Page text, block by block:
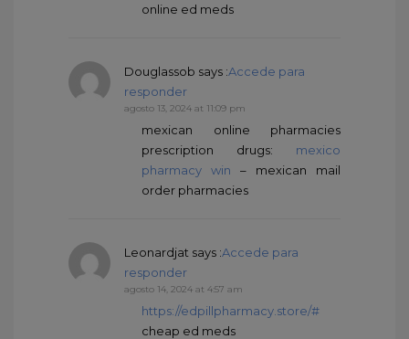
online ed meds
Douglassob says :Accede para
responder
agosto 13, 2024 at 11:09 pm
mexican online pharmacies
prescription drugs: mexico
pharmacy win – mexican mail
order pharmacies
Leonardjat says :Accede para
responder
agosto 14, 2024 at 4:57 am
https://edpillpharmacy.store/#
cheap ed meds